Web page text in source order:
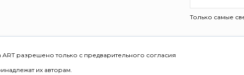
Только самые
разрешено только с предварительного согласия
их авторам.